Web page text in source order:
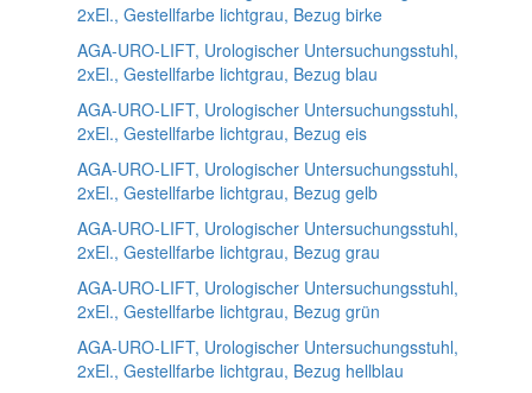
2xEl., Gestellfarbe lichtgrau, Bezug birke
AGA-URO-LIFT, Urologischer Untersuchungsstuhl,
2xEl., Gestellfarbe lichtgrau, Bezug blau
AGA-URO-LIFT, Urologischer Untersuchungsstuhl,
2xEl., Gestellfarbe lichtgrau, Bezug eis
AGA-URO-LIFT, Urologischer Untersuchungsstuhl,
2xEl., Gestellfarbe lichtgrau, Bezug gelb
AGA-URO-LIFT, Urologischer Untersuchungsstuhl,
2xEl., Gestellfarbe lichtgrau, Bezug grau
AGA-URO-LIFT, Urologischer Untersuchungsstuhl,
2xEl., Gestellfarbe lichtgrau, Bezug grün
AGA-URO-LIFT, Urologischer Untersuchungsstuhl,
2xEl., Gestellfarbe lichtgrau, Bezug hellblau